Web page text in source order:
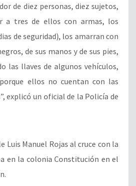
de diez personas, diez sujetos,
a tres de ellos con armas, los
de seguridad), los amarran con
de sus manos y de sus pies,
las llaves de algunos vehículos,
ellos no cuentan con las
explicó un oficial de la Policía de
Luis Manuel Rojas al cruce con la
en la colonia Constitución en el